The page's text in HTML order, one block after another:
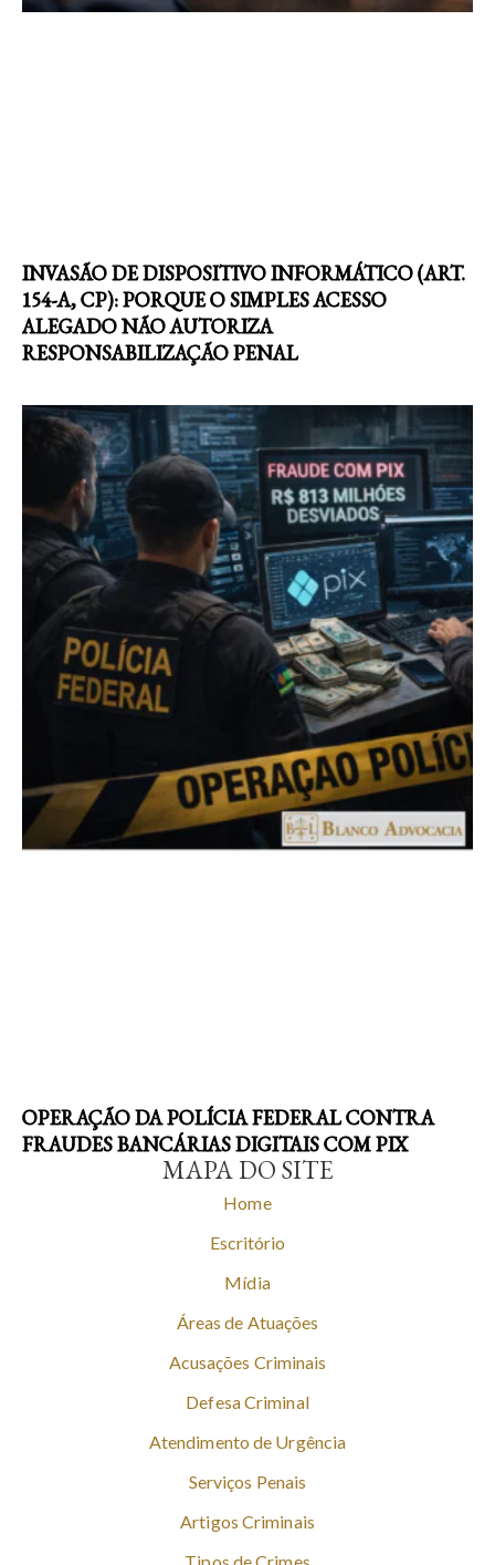
INVASÃO DE DISPOSITIVO INFORMÁTICO (ART.
154-A, CP): PORQUE O SIMPLES ACESSO
ALEGADO NÃO AUTORIZA
RESPONSABILIZAÇÃO PENAL
OPERAÇÃO DA POLÍCIA FEDERAL CONTRA
FRAUDES BANCÁRIAS DIGITAIS COM PIX
MAPA DO SITE
Home
Escritório
Mídia
Áreas de Atuações
Acusações Criminais
Defesa Criminal
Atendimento de Urgência
Serviços Penais
Artigos Criminais